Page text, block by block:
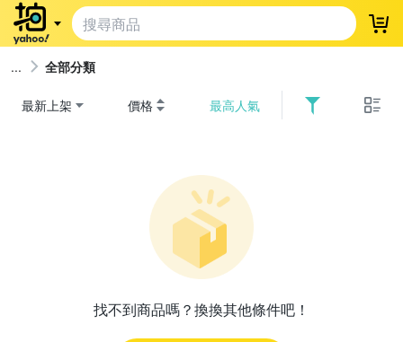
登
全部分類
最新上架 價格 最高人氣
找不到商品嗎？換換其他條件吧！